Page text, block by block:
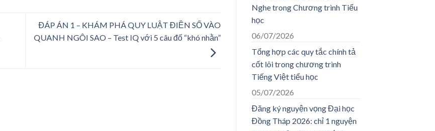
ĐÁP ÁN 1 – KHÁM PHÁ QUY LUẬT ĐIỀN SỐ VÀO
QUANH NGÔI SAO – Test IQ với 5 câu đố “khó nhằn”
Nghe trong Chương trình Tiểu
học
06/07/2026
Tổng hợp các quy tắc chính tả
cốt lõi trong chương trình
Tiếng Việt tiểu học
05/07/2026
Đăng ký nguyện vọng Đại học
Đồng Tháp 2026: chỉ 1 nguyện